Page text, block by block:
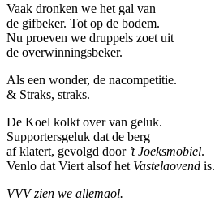
Vaak dronken we het gal van
de gifbeker. Tot op de bodem.
Nu proeven we druppels zoet uit
de overwinningsbeker.
Als een wonder, de nacompetitie.
& Straks, straks.
De Koel kolkt over van geluk.
Supportersgeluk dat de berg
af klatert, gevolgd door ’t Joeksmobiel.
Venlo dat Viert alsof het Vastelaovend is.
VVV zien we allemaol.